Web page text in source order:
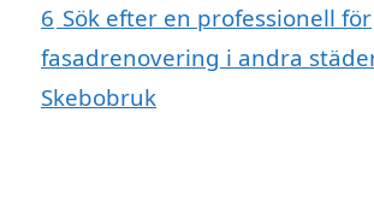
6 Sök efter en professionell för
fasadrenovering i andra
Skebobruk